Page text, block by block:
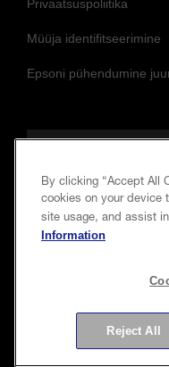
Epsoni pühendumine
By clicking “Accept All
cookies on your device
site usage, and assist
Information
Reject All